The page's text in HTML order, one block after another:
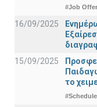
#Job
16/09/2025
15/09/2025
το
#Schedule